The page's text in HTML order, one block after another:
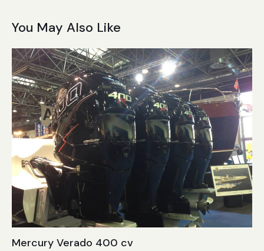
You May Also Like
Mercury Verado 400 cv